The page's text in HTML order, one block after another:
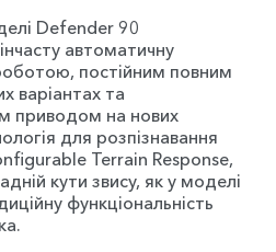
Defender 90
автоматичну
постійним повним
варіантах та
приводом на нових
для розпізнавання
Terrain Response,
кути звису, як у моделі
функціональність